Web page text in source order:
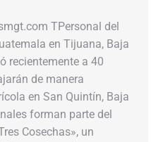
TPersonal del
en Tijuana, Baja
recientemente a 40
de manera
en San Quintín, Baja
forman parte del
Cosechas», un